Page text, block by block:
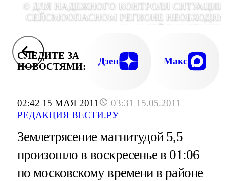
02:42 15 МАЯ 2011
03:31 15.05.2011
РЕДАКЦИЯ ВЕСТИ.РУ
© ДЛЯ НАДЕЖНОГО КОНТРОЛЯ
СЕЙСМООПАСНОМ РЕГИОНЕ
30-40
СЛЕДИТЕ ЗА
НОВОСТЯМИ:
Дзен Макс
Землетрясение магнитудой 5,5
произошло в воскресенье в 01:06
по московскому времени в районе